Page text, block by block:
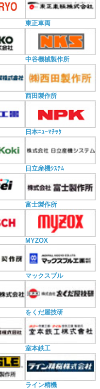
東正車両
中谷機械製作所
西田製作所
日本ﾆｭｰﾏﾁｯｸ
日立産機ｼｽﾃﾑ
富士製作所
MYZOX
マックスブル
をくだ屋技研
室本鉄工
ライン精機